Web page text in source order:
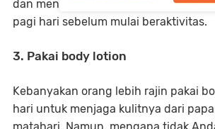
dan menghemat waktu untuk
pagi hari sebelum mulai beraktivitas.
3. Pakai body lotion
Kebanyakan orang lebih rajin pakai
hari untuk menjaga kulitnya dari